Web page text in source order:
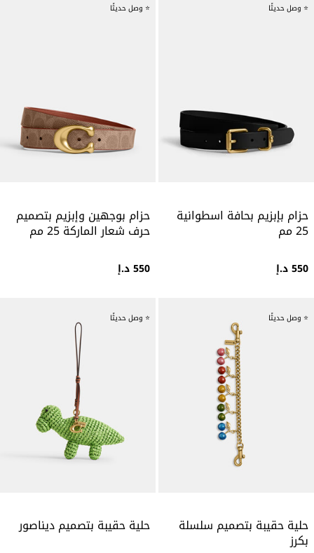
⭐ وصل حديثًا
حزام بإبزيم بحافة اسطوانية
25 مم
550 د.إ
⭐ وصل حديثًا
حزام بوجهين وإبزيم بتصميم
حرف شعار الماركة 25 مم
550 د.إ
⭐ وصل حديثًا
حلية حقيبة بتصميم سلسلة
بكرز
⭐ وصل حديثًا
حلية حقيبة بتصميم ديناصور